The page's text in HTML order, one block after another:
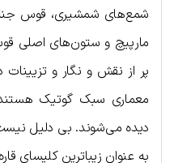
شمع‌های شمشیری، قوس
مارپیچ و ستون‌های اصلی
پر از نقش و نگار و
معماری سبک گوتیک
دیده می‌شوند. بی دلیل
به عنوان زیباترین کلیسای